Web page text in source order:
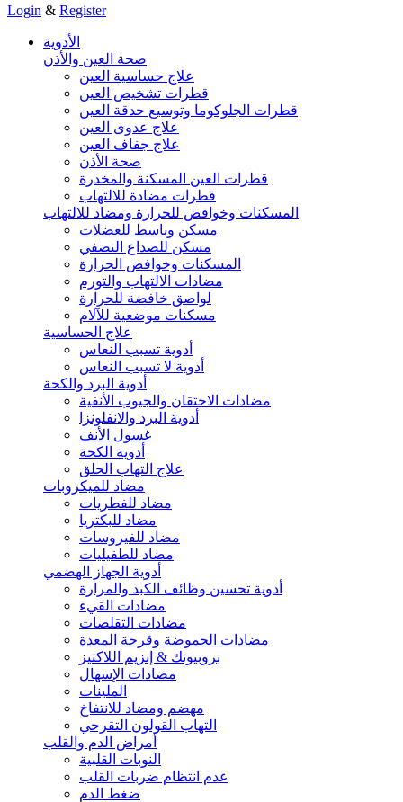
Login & Register
الأدوية
صحة العين والأذن
علاج حساسية العين
قطرات تشخيص العين
قطرات الجلوكوما وتوسيع حدقة العين
علاج عدوى العين
علاج جفاف العين
صحة الأذن
قطرات العين المسكنة والمخدرة
قطرات مضادة للالتهاب
المسكنات وخوافض للحرارة ومضاد للالتهاب
مسكن وباسط للعضلات
مسكن للصداع النصفي
المسكنات وخوافض الحرارة
مضادات الالتهاب والتورم
لواصق خافضة للحرارة
مسكنات موضعية للآلام
علاج الحساسية
أدوية تسبب النعاس
أدوية لا تسبب النعاس
أدوية البرد والكحة
مضادات الاحتقان والجيوب الأنفية
أدوية البرد والانفلونزا
غسول الأنف
أدوية الكحة
علاج التهاب الحلق
مضاد للميكروبات
مضاد للفطريات
مضاد للبكتريا
مضاد للفيروسات
مضاد للطفيليات
أدوية الجهاز الهضمي
أدوية تحسين وظائف الكبد والمرارة
مضادات القيء
مضادات التقلصات
مضادات الحموضة وقرحة المعدة
بروبيوتك & إنزيم اللاكتيز
مضادات الإسهال
الملينات
مهضم ومضاد للانتفاخ
التهاب القولون التقرحي
أمراض الدم والقلب
النوبات القلبية
عدم انتظام ضربات القلب
ضغط الدم